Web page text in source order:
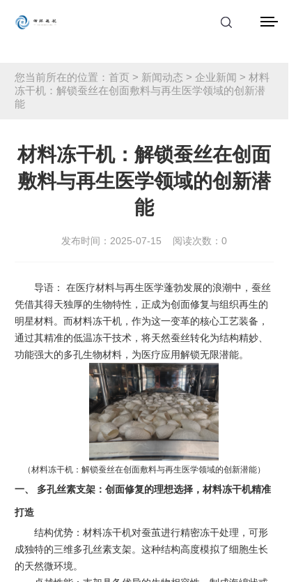
产品中心
应用案例
联系我们
您当前所在的位置： 首页 > 新闻动态 > 企业新闻 > 材料
冻干机：解锁蚕丝在创面敷料与再生医学领域的创新潜
能
材料冻干机：解锁蚕丝在创面
敷料与再生医学领域的创新潜
能
发布时间：2025-07-15 阅读次数： 0
导语：
在医疗材料与再生医学蓬勃发展的浪潮中，蚕丝
凭借其得天独厚的生物特性，正成为创面修复与组织再生的
明星材料。而材料冻干机，作为这一变革的核心工艺装备，
通过其精准的低温冻干技术，将天然蚕丝转化为结构精妙、
功能强大的多孔生物材料，为医疗应用解锁无限潜能。
（材料冻干机：解锁蚕丝在创面敷料与再生医学领域的创新潜能）
一、 多孔丝素支架：创面修复的理想选择，材料冻干机精准
打造
结构优势：材料冻干机对蚕茧进行精密冻干处理，可形
成独特的三维多孔丝素支架。这种结构高度模拟了细胞生长
的天然微环境。